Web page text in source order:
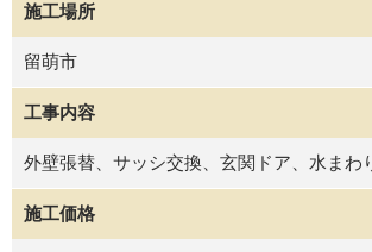
施工場所
留萌市
工事内容
外壁張替、サッシ交換、玄関ドア、水まわ
施工価格